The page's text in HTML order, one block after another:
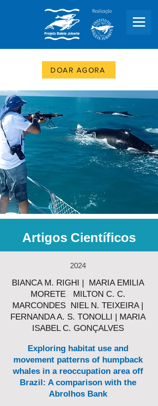
DOAR AGORA
Artigos Científicos
2024
BIANCA M. RIGHI | MARIA EMILIA
MORETE MILTON C. C.
MARCONDES NIEL N. TEIXEIRA |
FERNANDA A. S. TONOLLI | MARIA
ISABEL C. GONÇALVES
Exploring habitat use and
movement patterns of humpback
whales in a reoccupation area off
Brazil: A comparison with the
Abrolhos Bank